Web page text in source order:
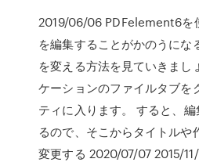
2019/06/06 PDFelement6を
を編集することがかのうにな
を変える方法を見ていきまし
ケーションのファイルタブを
ティに入ります。 すると、
るので、そこからタイトルや
変更する 2020/07/07 2015/